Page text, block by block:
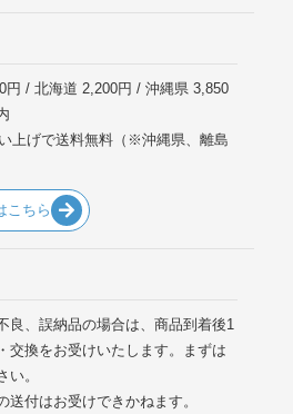
円 / 北海道 2,200円 / 沖縄県 3,850
上げで送料無料（※沖縄県、離島
こちら
良、誤納品の場合は、商品到着後1
交換をお受けいたします。まずは
い。
付はお受けできかねます。